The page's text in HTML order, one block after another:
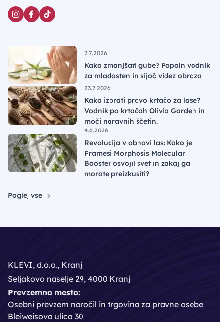
7.7.2026
Kako zmanjšati gube? Popoln vodnik
za mladosten in sijoč videz obraza
23.7.2026
Kako izbrati pravo krtačo za lase?
Vodnik po krtačah Olivia Garden in
moči naravnih ščetin.
4.6.2026
Revolucija v obnovi las: Kako je
Framesi Morphosis Molecular
Booster osvojil svet in zakaj ga
morate preizkusiti?
Poglej vse
KLEVI, d.o.o., Kranj
Seljakovo naselje 29, 4000 Kranj
Prevzemno mesto:
Osebni prevzem naročil in trgovina za pravne osebe
Bleiweisova ulica 30